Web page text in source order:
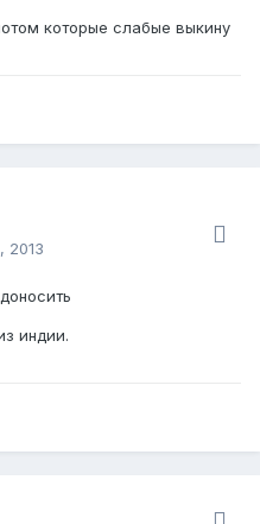
которые слабые выкину
2013
индии.